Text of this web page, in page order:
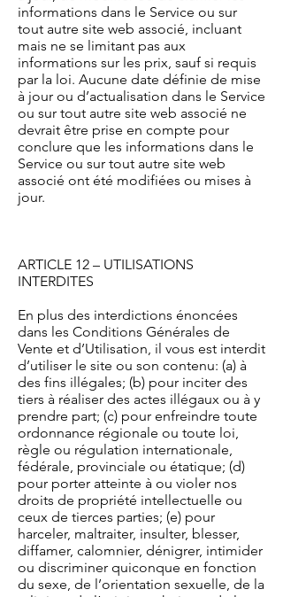
informations dans le Service ou sur
tout autre site web associé, incluant
mais ne se limitant pas aux
informations sur les prix, sauf si requis
par la loi. Aucune date définie de mise
à jour ou d’actualisation dans le Service
ou sur tout autre site web associé ne
devrait être prise en compte pour
conclure que les informations dans le
Service ou sur tout autre site web
associé ont été modifiées ou mises à
jour.
ARTICLE 12 – UTILISATIONS
INTERDITES
En plus des interdictions énoncées
dans les Conditions Générales de
Vente et d’Utilisation, il vous est interdit
d’utiliser le site ou son contenu: (a) à
des fins illégales; (b) pour inciter des
tiers à réaliser des actes illégaux ou à y
prendre part; (c) pour enfreindre toute
ordonnance régionale ou toute loi,
règle ou régulation internationale,
fédérale, provinciale ou étatique; (d)
pour porter atteinte à ou violer nos
droits de propriété intellectuelle ou
ceux de tierces parties; (e) pour
harceler, maltraiter, insulter, blesser,
diffamer, calomnier, dénigrer, intimider
ou discriminer quiconque en fonction
du sexe, de l’orientation sexuelle, de la